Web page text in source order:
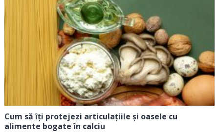
Cum să îți protejezi articulațiile și oasele cu
alimente bogate în calciu